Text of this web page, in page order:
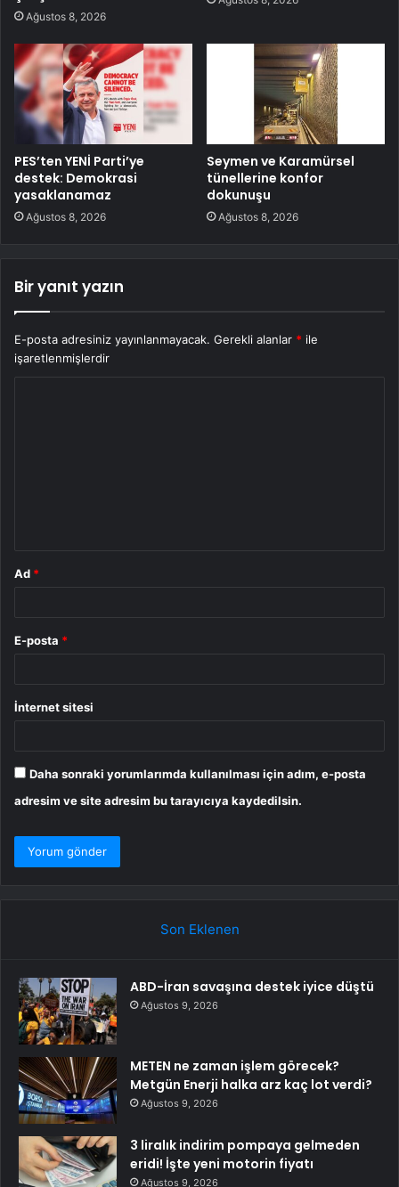
Ağustos 8, 2026
PES’ten YENİ Parti’ye
destek: Demokrasi
yasaklanamaz
Ağustos 8, 2026
Seymen ve Karamürsel
tünellerine konfor
dokunuşu
Ağustos 8, 2026
Bir yanıt yazın
E-posta adresiniz yayınlanmayacak. Gerekli alanlar * ile
işaretlenmişlerdir
Ad *
E-posta *
İnternet sitesi
Daha sonraki yorumlarımda kullanılması için adım, e-posta
adresim ve site adresim bu tarayıcıya kaydedilsin.
Son Eklenen
ABD-İran savaşına destek iyice düştü
Ağustos 9, 2026
METEN ne zaman işlem görecek?
Metgün Enerji halka arz kaç lot verdi?
Ağustos 9, 2026
3 liralık indirim pompaya gelmeden
eridi! İşte yeni motorin fiyatı
Ağustos 9, 2026